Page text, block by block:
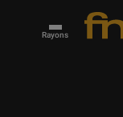
Rayons